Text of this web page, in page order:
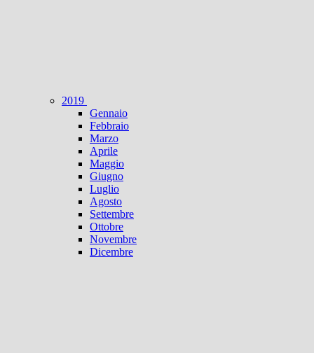
2019
Gennaio
Febbraio
Marzo
Aprile
Maggio
Giugno
Luglio
Agosto
Settembre
Ottobre
Novembre
Dicembre